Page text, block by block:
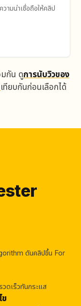
ามน่าเชื่อถือให้คลิป
กัน ดูการนับวิวของ
เทียบกันก่อนเลือกได้
ดันคลิปขึ้น For
ดเร็วทันกระแส